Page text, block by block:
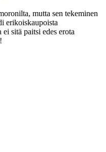
mutta sen tekeminen
erikoiskaupoista
sitä paitsi edes erota